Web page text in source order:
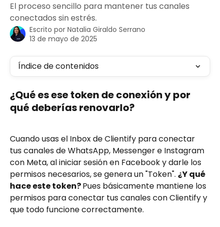
El proceso sencillo para mantener tus canales
conectados sin estrés.
Escrito por Natalia Giraldo Serrano
13 de mayo de 2025
Índice de contenidos
¿Qué es ese token de conexión y por
qué deberías renovarlo?
Cuando usas el Inbox de Clientify para conectar
tus canales de WhatsApp, Messenger e Instagram
con Meta, al iniciar sesión en Facebook y darle los
permisos necesarios, se genera un "Token". ¿Y qué
hace este token? Pues básicamente mantiene los
permisos para conectar tus canales con Clientify y
que todo funcione correctamente.